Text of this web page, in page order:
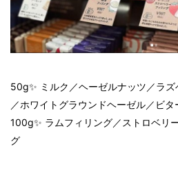
50g✨ ミルク／ヘーゼルナッツ／ラ
／ホワイトグラウンドヘーゼル／ビ
100g✨ ラムフィリング／ストロベリ
グ